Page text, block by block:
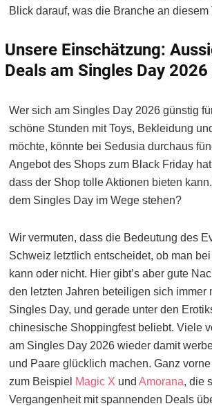
Blick darauf, was die Branche an diesem
Unsere Einschätzung:
Deals am Singles Day
Wer sich am Singles Day 2026 günstig
schöne Stunden mit Toys, Bekleidung
möchte, könnte bei Sedusia durchaus
Angebot des Shops zum Black Friday
dass der Shop tolle Aktionen bieten
dem Singles Day im Wege stehen?
Wir vermuten, dass die Bedeutung des
Schweiz letztlich entscheidet, ob man
kann oder nicht. Hier gibt’s aber gute
den letzten Jahren beteiligen sich immer
Singles Day, und gerade unter den
chinesische Shoppingfest beliebt. Viele
am Singles Day 2026 wieder damit
und Paare glücklich machen. Ganz
zum Beispiel Magic X und Amorana, die
Vergangenheit mit spannenden Deals